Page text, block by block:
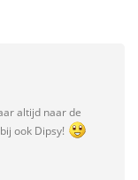
altijd naar de
ook Dipsy!